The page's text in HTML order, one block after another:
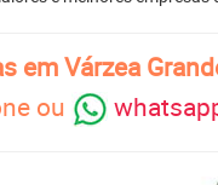
em Várzea
ou